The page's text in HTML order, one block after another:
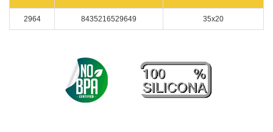
2964 8435216529649 35x20